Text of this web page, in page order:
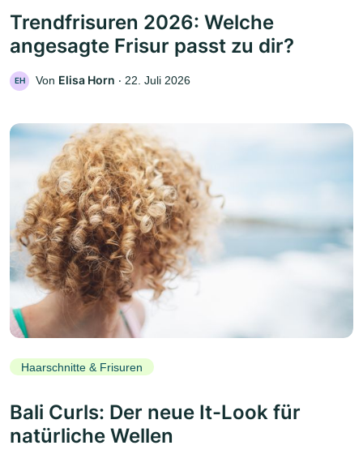
Trendfrisuren 2026: Welche
angesagte Frisur passt zu dir?
EH Von Elisa Horn ‧ 22. Juli 2026
Haarschnitte & Frisuren
Bali Curls: Der neue It-Look für
natürliche Wellen